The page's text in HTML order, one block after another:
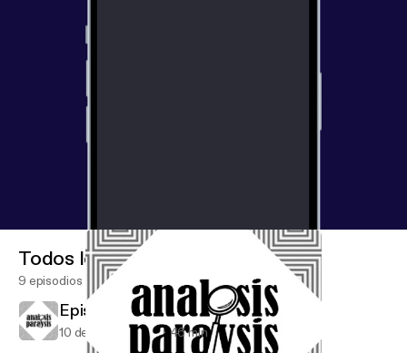
Todos los episodios
9 episodios
Episode 09 - Tenet
10 de may de 2021 46 min